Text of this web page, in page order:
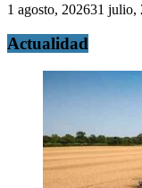
1 agosto, 202631 julio,
Actualidad